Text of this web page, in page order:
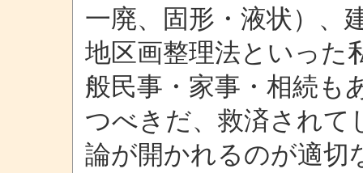
一廃、固形・液状）、
地区画整理法といった
般民事・家事・相続も
つべきだ、救済されて
論が開かれるのが適切